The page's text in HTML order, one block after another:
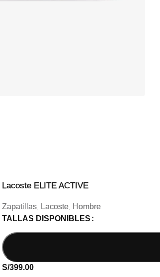
Lacoste ELITE ACTIVE
Zapatillas, Lacoste,
Hombre
TALLAS DISPONIBLES
S/399.00